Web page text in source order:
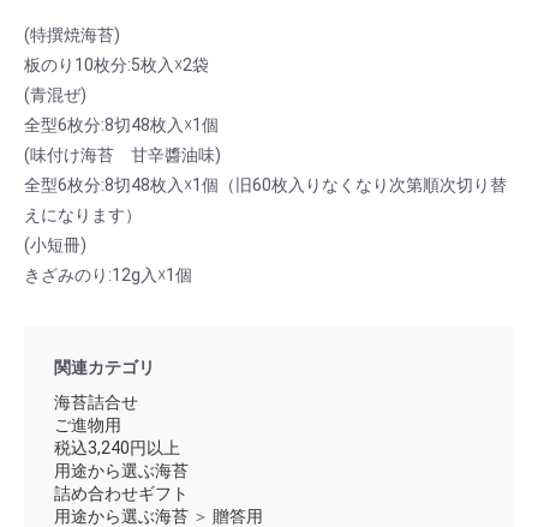
(特撰焼海苔)
板のり10枚分:5枚入☓2袋
(青混ぜ)
全型6枚分:8切48枚入☓1個
(味付け海苔 甘辛醬油味)
全型6枚分:8切48枚入☓1個（旧60枚入りなくなり次第順次切り替
えになります）
(小短冊)
きざみのり:12g入☓1個
関連カテゴリ
海苔詰合せ
ご進物用
税込3,240円以上
用途から選ぶ海苔
詰め合わせギフト
用途から選ぶ海苔 ＞ 贈答用